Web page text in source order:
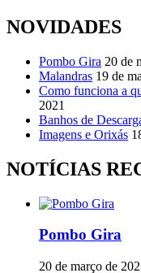
NOVIDADES
Pombo Gira 20 de
Malandras 19 de
Como funciona a
2021
Banhos de
Imagens e Orixás
NOTÍCIAS
Pombo Gira
20 de março de